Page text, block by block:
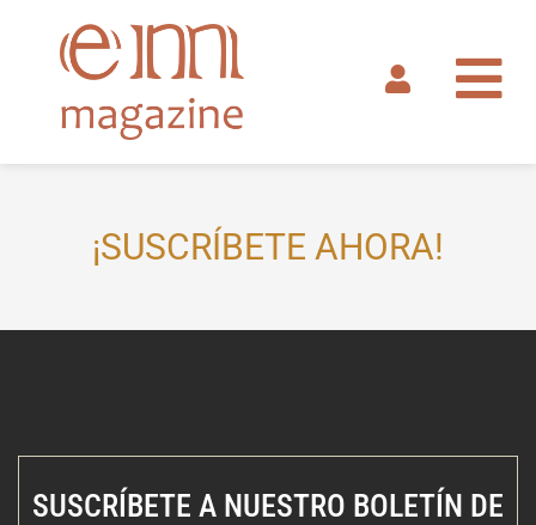
contenido
¡SUSCRÍBETE AHORA!
SUSCRÍBETE A NUESTRO BOLETÍN DE